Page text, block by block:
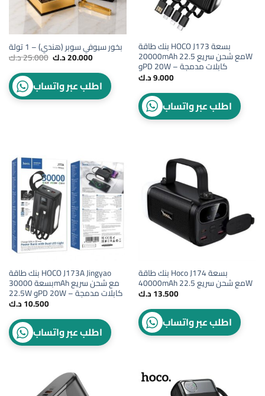
بخور سيوفي سوبر (هندي) – 1 تولة
25.000د.ك Original
price
was: 25.000 د.ك.
20.000د.ك Current
price
is:
اطلب عبر واتساب
بنك طاقة HOCO J173 بسعة
20000mAh مع شحن سريع 22.5W
وPD 20W – كابلات مدمجة
9.000د.ك
اطلب عبر واتساب
بنك طاقة HOCO J173A Jingyao
بسعة 30000mAh مع شحن سريع
22.5W وPD 20W – كابلات مدمجة
10.500د.ك
اطلب عبر واتساب
بنك طاقة Hoco J174 بسعة
40000mAh مع شحن سريع 22.5W
13.500د.ك
اطلب عبر واتساب